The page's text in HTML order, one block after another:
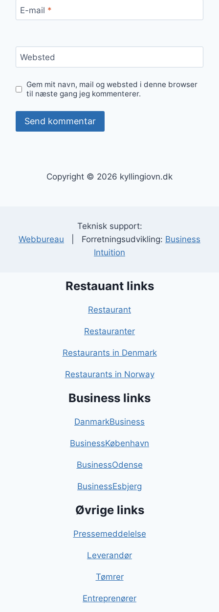
E-mail *
Websted
Gem mit navn, mail og websted i denne browser
til næste gang jeg kommenterer.
Copyright © 2026 kyllingiovn.dk
Teknisk support:
Webbureau | Forretningsudvikling: Business
Intuition
Restauant links
Restaurant
Restauranter
Restaurants in Denmark
Restaurants in Norway
Business links
DanmarkBusiness
BusinessKøbenhavn
BusinessOdense
BusinessEsbjerg
Øvrige links
Pressemeddelelse
Leverandør
Tømrer
Entreprenører